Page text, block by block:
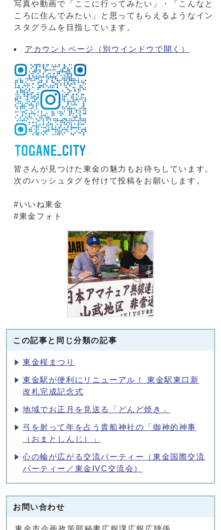
写真や動画で「ここに行ってみたい」・「こんなと
ころに住んでみたい」と思ってもらえるようなイン
スタグラムを目指しています。
アカウントページ （別ウインドウで開く）
皆さんが見つけた東金の魅力もお待ちしています。
次のハッシュタグを付けて投稿をお願いします。
#いいね東金
#東金フォト
この記事と同じ分類の記事
東金桜まつり
東金駅が便利にリニューアル！ 東金駅東口新
改札完成記念式
地域でお正月を見送る「どんど焼き」
弓を射って年を占う貴船神社の「御神的神事
（おまとしんじ）」
心の輪が広がる交流パーティー（東金国際交流
パーティー／東金IVC交流会）
お問い合わせ